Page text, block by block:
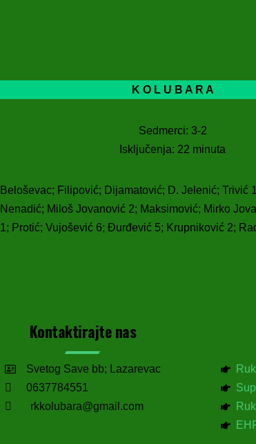
K O L U B A R A
Sedmerci: 3-2
Isključenja: 22 minuta
Beloševac; Filipović; Dijamatović; D. Jelenić; Trivić
Nenadić; Miloš Jovanović 2; Maksimović; Mirko
1; Protić; Vujošević 6; Đurđević 5; Krupniković 2;
Kontaktirajte nas
Svetog Save bb; Lazarevac
0637784551
rkkolubara@gmail.com